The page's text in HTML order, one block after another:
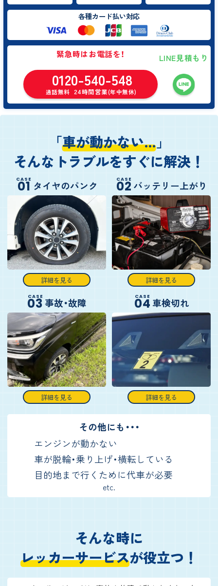
各種カード払い対応
緊急時はお電話を！
0120-540-548
通話無料 24時間営業(年中無休)
LINE見積もり
「車が動かない…」
そんなトラブルをすぐに解決！
CASE
01 タイヤのパンク
詳細を見る
CASE
02 バッテリー上がり
詳細を見る
CASE
03事故・故障
詳細を見る
CASE
04 車検切れ
詳細を見る
その他にも・・・
エンジンが動かない
車が脱輪・乗り上げ・横転している
目的地まで行くために代車が必要
etc.
そんな時に
レッカーサービスが役立つ！